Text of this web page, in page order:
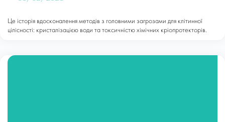
Це історія вдосконалення методів з головними загрозами для клітинної
цілісності: кристалізацією води та токсичністю хімічних кріопротекторів.